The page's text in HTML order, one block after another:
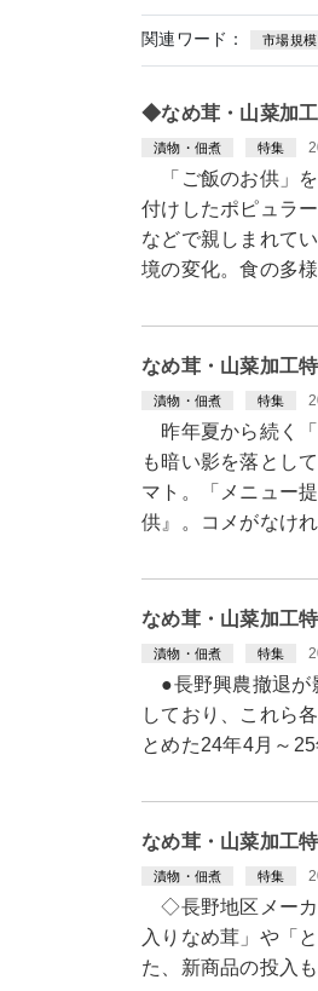
関連ワード： 市場規
◆なめ茸・山菜加
漬物・佃煮 特集
「ご飯のお供」を
付けしたポピュラ
などで親しまれて
境の変化。食の多
なめ茸・山菜加工
漬物・佃煮 特集
昨年夏から続く「
も暗い影を落とし
マト。「メニュー
供』。コメがなけ
なめ茸・山菜加工
漬物・佃煮 特集
●長野興農撤退が
しており、これら
とめた24年4月～
なめ茸・山菜加工
漬物・佃煮 特集
◇長野地区メーカ
入りなめ茸」や「
た、新商品の投入